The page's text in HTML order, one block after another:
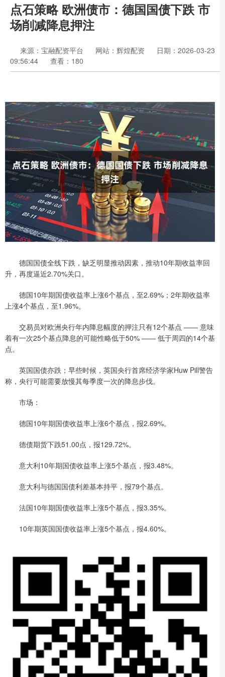
点石策略 欧洲债市：德国国债下跌 市
场削减降息押注
来源：宝融配资平台 网站：辉煌配资
日期：2026-03-23
09:56:44
查看：180
德国国债全线下跌，缺乏明显推动因素，推动10年期收益率回
升，再度逼近2.70%关口。
德国10年期国债收益率上涨6个基点，至2.69%；2年期收益率
上涨4个基点，至1.96%。
交易员对欧洲央行年内降息幅度的押注只有12个基点 —— 意味
着有一次25个基点降息的可能性略低于50% —— 低于周四的14个基
点。
英国国债亦跌；早些时候，英国央行首席经济学家Huw Pill警告
称，央行可能需要放慢其每季度一次的降息步伐。
市场：
德国10年期国债收益率上涨6个基点，报2.69%。
德债期货下跌51.00点，报129.72%。
意大利10年期国债收益率上涨5个基点，报3.48%。
意大利与德国国债利差基本持平，报79个基点。
法国10年期国债收益率上涨5个基点，报3.35%。
10年期英国国债收益率上涨5个基点，报4.60%。